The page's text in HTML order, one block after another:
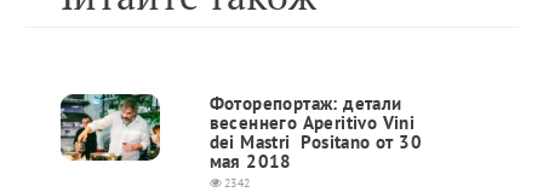
Фоторепортаж: детали
весеннего Aperitivo Vini
dei Mastri Positano от 30
мая 2018
2342